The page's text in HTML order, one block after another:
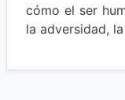
cómo el ser
la adversidad,